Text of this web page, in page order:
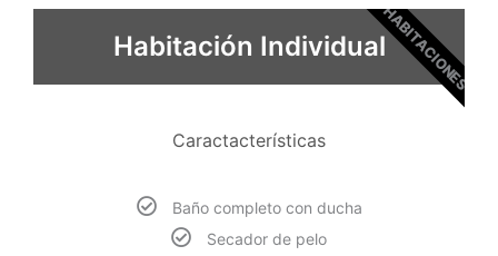
Habitación Individual
Caractacterísticas
Baño completo con ducha
Secador de pelo
HABITACIONES